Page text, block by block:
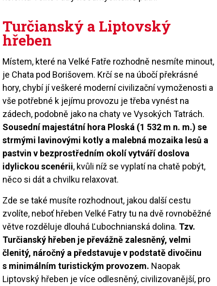
Turčianský a Liptovský
hřeben
Místem, které na Velké Fatře rozhodně nesmíte minout,
je Chata pod Borišovem. Krčí se na úbočí překrásné
hory, chybí jí veškeré moderní civilizační vymoženosti a
vše potřebné k jejímu provozu je třeba vynést na
zádech, podobně jako na chaty ve Vysokých Tatrách.
Sousední majestátní hora Ploská (1 532 m n. m.) se
strmými lavinovými kotly a malebná mozaika lesů a
pastvin v bezprostředním okolí vytváří doslova
idylickou scenérii, kvůli níž se vyplatí na chatě pobýt,
něco si dát a chvilku relaxovat.
Zde se také musíte rozhodnout, jakou další cestu
zvolíte, neboť hřeben Velké Fatry tu na dvě rovnoběžné
větve rozděluje dlouhá Ľubochnianská dolina. Tzv.
Turčianský hřeben je převážně zalesněný, velmi
členitý, náročný a představuje v podstatě divočinu
s minimálním turistickým provozem. Naopak
Liptovský hřeben je více odlesněný, civilizovanější, pro